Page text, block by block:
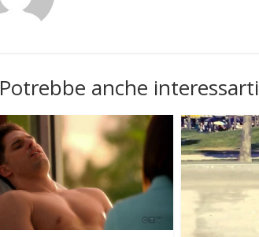
Potrebbe anche interessarti